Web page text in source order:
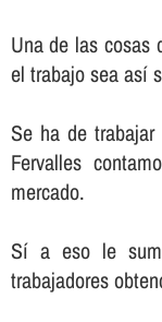
Una de las cosas
el trabajo sea así­
Se ha de trabajar
Fervalles
mercado.
Sí­ a eso le
trabajadores